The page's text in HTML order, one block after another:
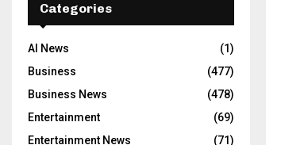
Categories
AI News
(1)
Business
(477)
Business News
(478)
Entertainment
(69)
Entertainment News
(71)